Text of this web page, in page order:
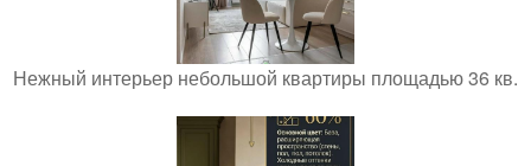
Нежный интерьер небольшой квартиры площадью 36 кв.